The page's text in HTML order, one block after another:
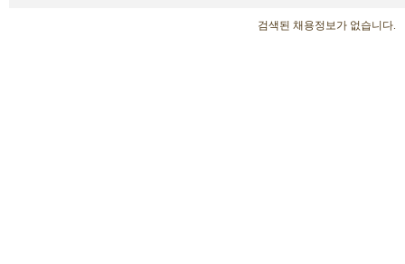
검색된 채용정보가 없습니다.